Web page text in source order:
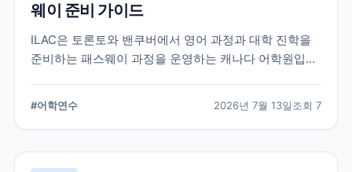
웨이 준비 가이드
ILAC은 토론토와 밴쿠버에서 영어 과정과 대학 진학을
준비하는 패스웨이 과정을 운영하는 캐나다 어학원입니
다.
#어학연수 2026년 7월 13일조회 7